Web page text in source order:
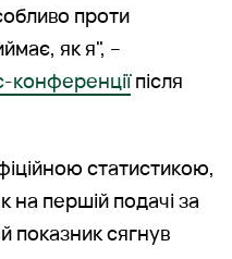
проти
як я", –
конференціїпісля
статистикою,
на першій подачі за
показник сягнув